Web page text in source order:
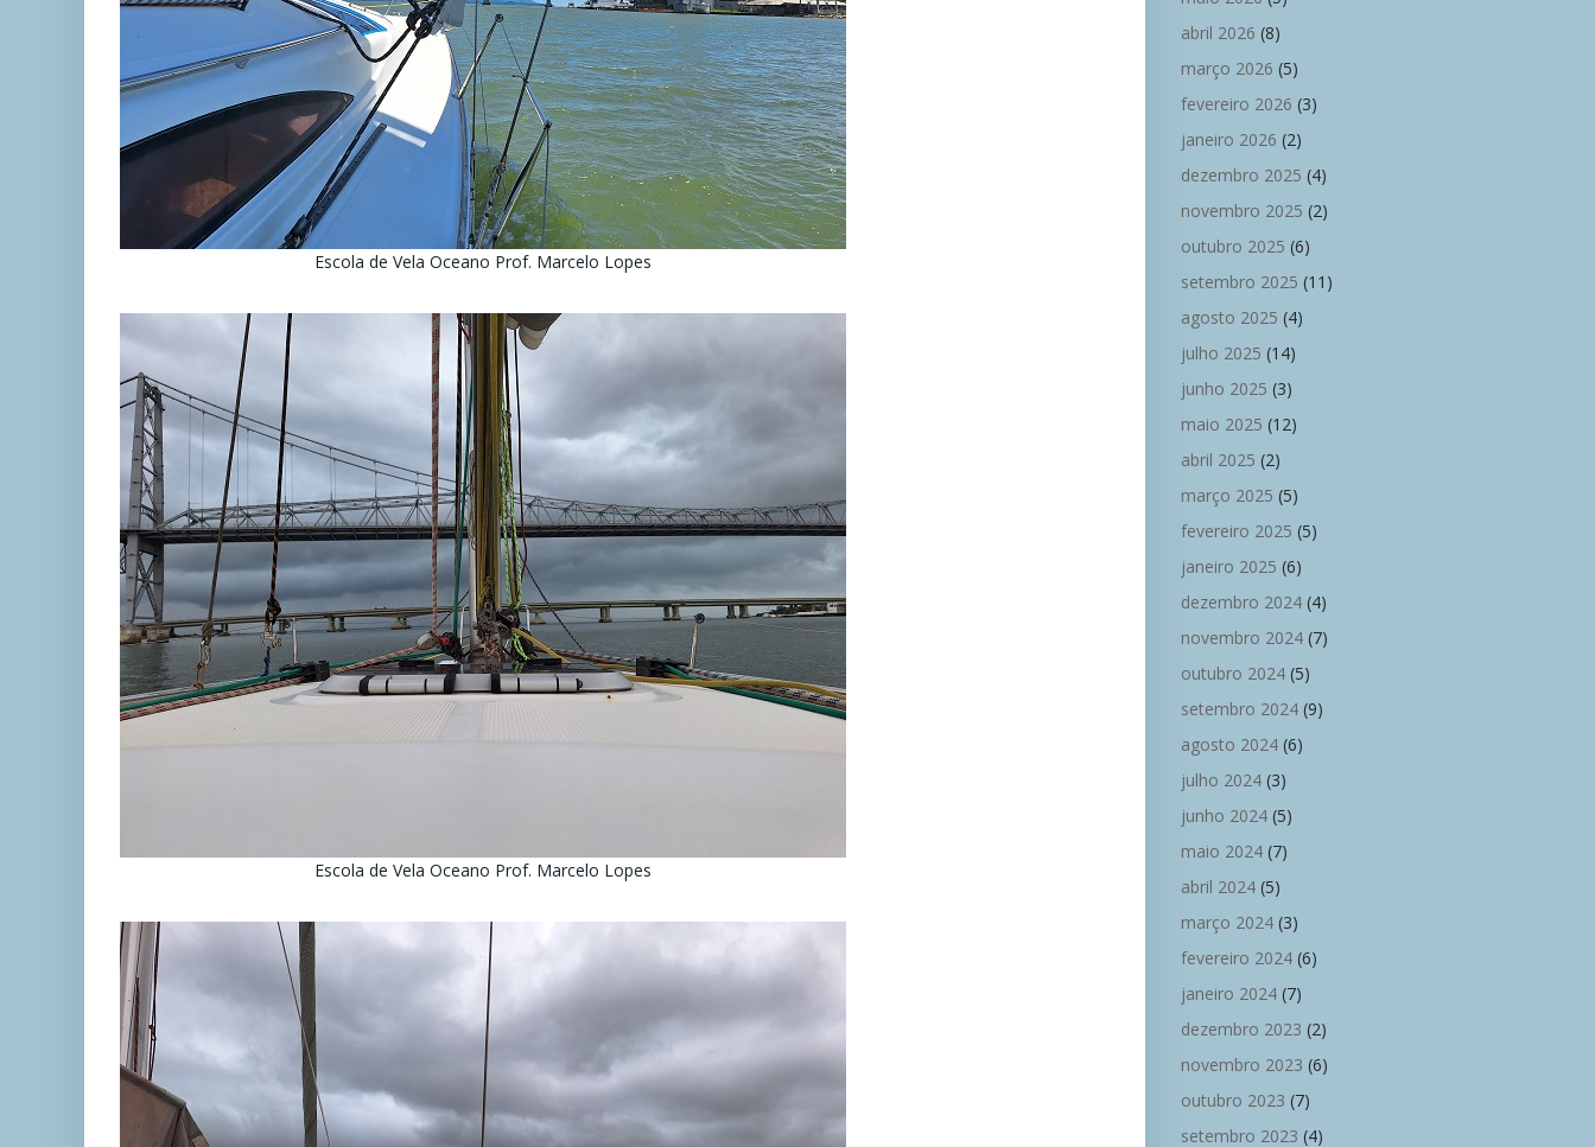
Escola de Vela Oceano Prof. Marcelo Lopes
Escola de Vela Oceano Prof. Marcelo Lopes
abril 2026 (8)
março 2026 (5)
fevereiro 2026 (3)
janeiro 2026 (2)
dezembro 2025 (4)
novembro 2025 (2)
outubro 2025 (6)
setembro 2025 (11)
agosto 2025 (4)
julho 2025 (14)
junho 2025 (3)
maio 2025 (12)
abril 2025 (2)
março 2025 (5)
fevereiro 2025 (5)
janeiro 2025 (6)
dezembro 2024 (4)
novembro 2024 (7)
outubro 2024 (5)
setembro 2024 (9)
agosto 2024 (6)
julho 2024 (3)
junho 2024 (5)
maio 2024 (7)
abril 2024 (5)
março 2024 (3)
fevereiro 2024 (6)
janeiro 2024 (7)
dezembro 2023 (2)
novembro 2023 (6)
outubro 2023 (7)
setembro 2023 (4)